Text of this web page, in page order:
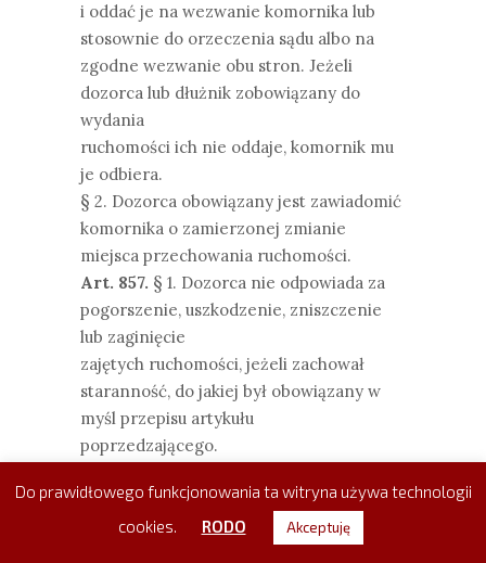
i oddać je na wezwanie komornika lub
stosownie do orzeczenia sądu albo na
zgodne wezwanie obu stron. Jeżeli
dozorca lub dłużnik zobowiązany do
wydania
ruchomości ich nie oddaje, komornik mu
je odbiera.
§ 2. Dozorca obowiązany jest zawiadomić
komornika o zamierzonej zmianie
miejsca przechowania ruchomości.
Art. 857. § 1. Dozorca nie odpowiada za
pogorszenie, uszkodzenie, zniszczenie
lub zaginięcie
zajętych ruchomości, jeżeli zachował
staranność, do jakiej był obowiązany w
myśl przepisu artykułu
poprzedzającego.
roszczenie do wierzyciela z powodu
uszkodzenia lub zaginięcia zajętych
Do prawidłowego funkcjonowania ta witryna używa technologii
cookies.
RODO Akceptuję